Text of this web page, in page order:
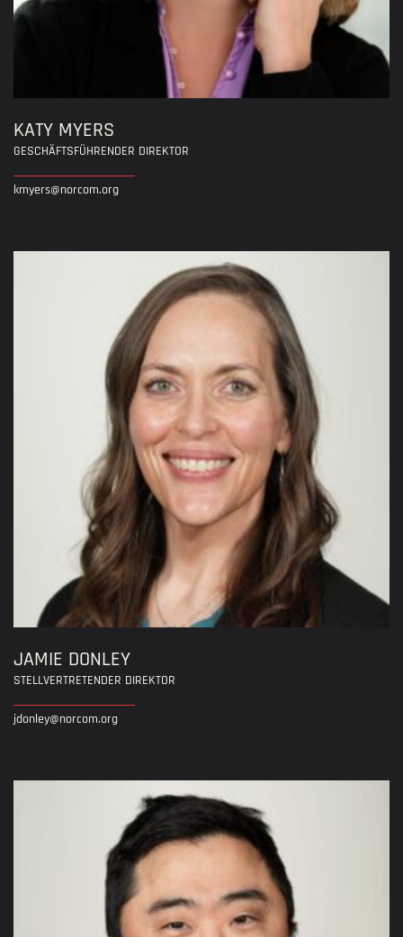
KATY MYERS
GESCHÄFTSFÜHRENDER DIREKTOR
kmyers@norcom.org
JAMIE DONLEY
STELLVERTRETENDER DIREKTOR
jdonley@norcom.org